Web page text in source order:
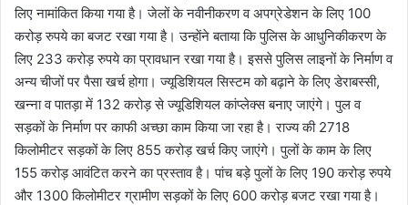
लिए नामांकित किया गया है। जेलों के नवीनीकरण व अपग्रेडेशन के लिए 100
करोड़ रुपये का बजट रखा गया है। उन्हाेंने बताया कि पुलिस के आधुनिकीकरण के
लिए 233 करोड़ रुपये का प्रावधान रखा गया है। इससे पुलिस लाइनों के निर्माण व
अन्य चीजों पर पैसा खर्च होगा। ज्यूडिशियल सिस्टम को बढ़ाने के लिए डेराबस्सी,
खन्ना व पातड़ा में 132 करोड़ से ज्यूडिशियल कांप्लेक्स बनाए जाएंगे। पुल व
सड़कों के निर्माण पर काफी अच्छा काम किया जा रहा है। राज्य की 2718
किलोमीटर सड़कों के लिए 855 करोड़ खर्च किए जाएंगे। पुलों के काम के लिए
155 करोड़ आवंटित करने का प्रस्ताव है। पांच बड़े पुलों के लिए 190 करोड़ रुपये
और 1300 किलोमीटर ग्रामीण सड़कों के लिए 600 करोड़ बजट रखा गया है।